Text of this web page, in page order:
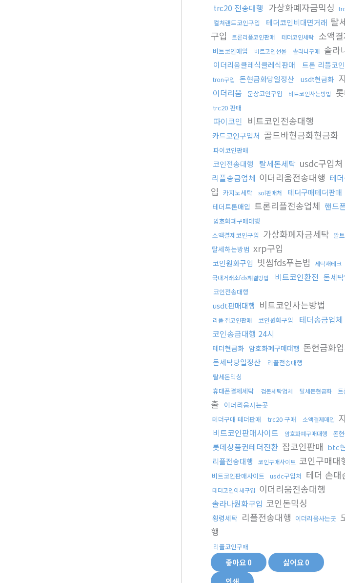
trc20 전송대행 가상화폐자금믹싱
컬쳐랜드코인구입 테더코인비대면거래 탈
구입
트론리플코인판매 테더코인세탁 소액
비트코인매입 비트코인선물 솔라나구매 솔라
이더리움클레식클레식판매 트론 리플코
tron구입 돈현금화당일정산 usdt현금화
이더리움 문상코인구입 비트코인사는방법
trc20 판매
파이코인 비트코인전송대행
카드코인구입처 골드바현금화현금화
파이코인판매
코인전송대행 탈세돈세탁 usdc구입처
리플송금업체 이더리움전송대행 테
입 카지노세탁 sol판매처 테더구매테더판매
테더트론매입 트론리플전송업체 핸드
암호화폐구매대행
소액결제코인구입 가상화폐자금세탁 알
탈세하는방법 xrp구입
코인원화구입 빗썸fds푸는법 세탁재테크
국내거래소fds해결방법 비트코인환전 돈세
코인전송대행
usdt판매대행 비트코인사는방법
리플 잡코인판매 코인원화구입 테더송금업체
코인송금대행 24시
테더현금화 암호화폐구매대행 돈현금화
돈세탁당일정산
리플전송대행
탈세돈믹싱
휴대폰결제세탁
검돈세탁업체 탈세돈현금화 트
출 이더리움사는곳
테더구매 테더판매 trc20 구매 소액결제매입
비트코인판매사이트 암호화폐구매대행 돈
롯데상품권테더전환 잡코인판매 btc
리플전송대행 코인구매사이트 코인구매대
비트코인판매사이트 usdc구입처 테더 손대
테더코인이체구입 이더리움전송대행
솔라나원화구입 코인돈믹싱
횡령세탁 리플전송대행 이더리움사는곳
행
리플코인구매
좋아요0 싫어요0